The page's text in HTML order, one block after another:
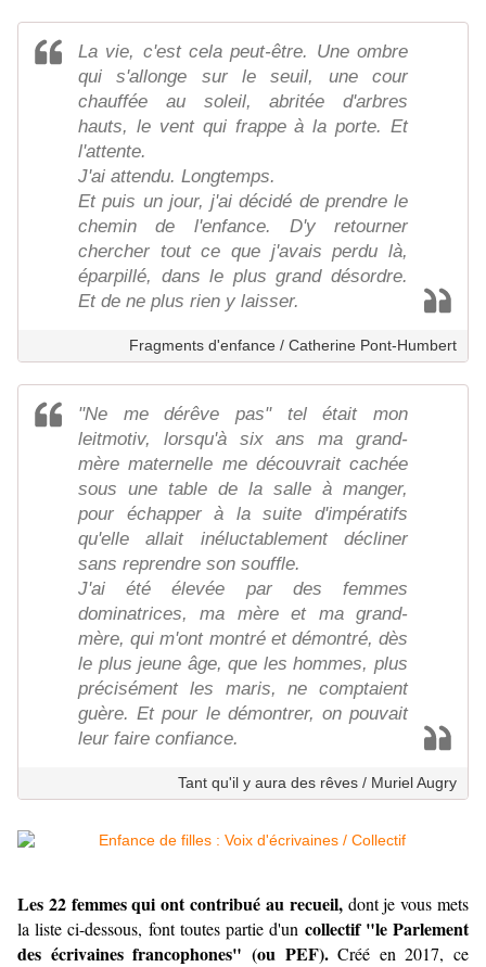
La vie, c'est cela peut-être. Une ombre
qui s'allonge sur le seuil, une cour
chauffée au soleil, abritée d'arbres
hauts, le vent qui frappe à la porte. Et
l'attente.
J'ai attendu. Longtemps.
Et puis un jour, j'ai décidé de prendre le
chemin de l'enfance. D'y retourner
chercher tout ce que j'avais perdu là,
éparpillé, dans le plus grand désordre.
Et de ne plus rien y laisser.
Fragments d'enfance / Catherine Pont-Humbert
"Ne me dérêve pas" tel était mon
leitmotiv, lorsqu'à six ans ma grand-
mère maternelle me découvrait cachée
sous une table de la salle à manger,
pour échapper à la suite d'impératifs
qu'elle allait inéluctablement décliner
sans reprendre son souffle.
J'ai été élevée par des femmes
dominatrices, ma mère et ma grand-
mère, qui m'ont montré et démontré, dès
le plus jeune âge, que les hommes, plus
précisément les maris, ne comptaient
guère. Et pour le démontrer, on pouvait
leur faire confiance.
Tant qu'il y aura des rêves / Muriel Augry
Les 22 femmes qui ont contribué au recueil,dont je vous mets
la liste ci-dessous, font toutes partie d'un collectif "le Parlement
des écrivaines francophones" (ou PEF).Créé en 2017, ce